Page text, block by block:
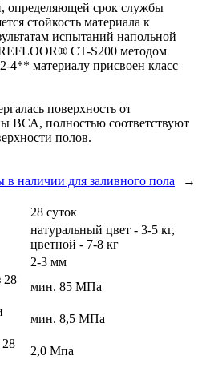
определяющей срок службы
стойкость материала к
испытаний напольной
CT-S200 методом
4** материалу присвоен класс
поверхность от
ВСА, полностью соответствуют
полов.
в наличии для заливного пола
→
28 суток
натуральный цвет - 3-5 кг,
цветной - 7-8 кг
2-3 мм
28
мин. 85 МПа
мин. 8,5 МПа
2,0 Мпа